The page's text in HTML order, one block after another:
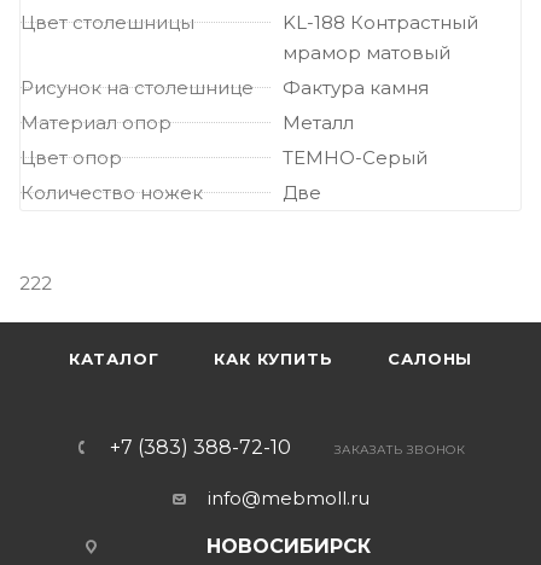
Цвет столешницы
KL-188 Контрастный
мрамор матовый
Рисунок на столешнице
Фактура камня
Материал опор
Металл
Цвет опор
ТЕМНО-Серый
Количество ножек
Две
222
КАТАЛОГ КАК КУПИТЬ САЛОНЫ
+7 (383) 388-72-10 ЗАКАЗАТЬ ЗВОНОК
info@mebmoll.ru
НОВОСИБИРСК